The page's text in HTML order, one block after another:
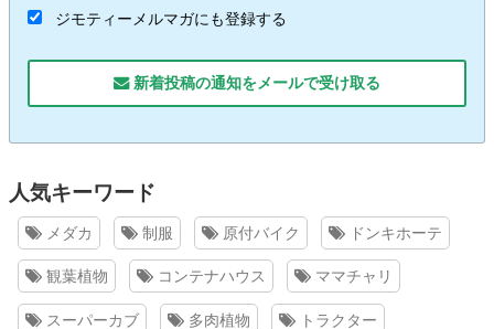
ジモティーメルマガにも登録する
新着投稿の通知をメールで受け取る
人気キーワード
メダカ 制服 原付バイク ドンキホーテ
観葉植物 コンテナハウス ママチャリ
スーパーカブ 多肉植物 トラクター